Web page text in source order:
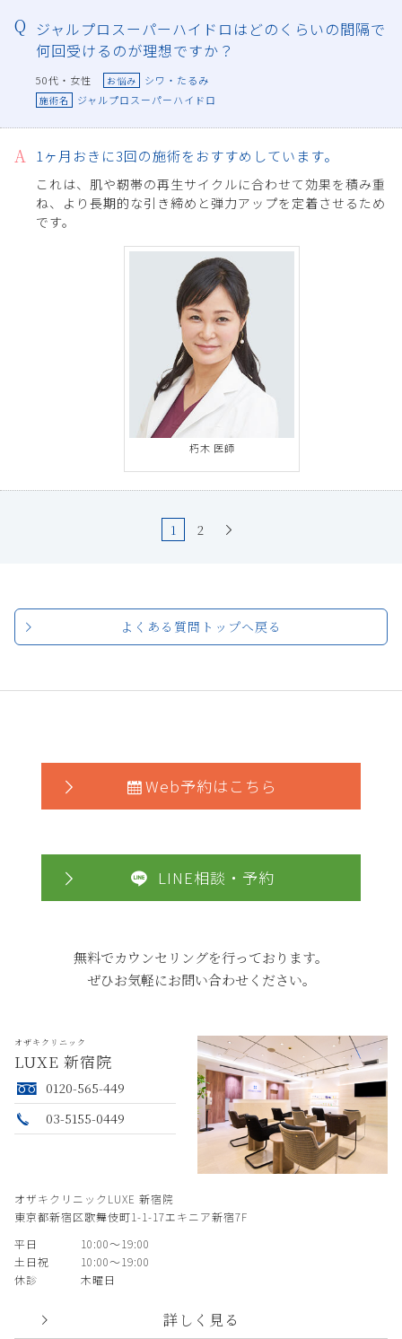
ジャルプロスーパーハイドロはどのくらいの間隔で
何回受けるのが理想ですか？
50代・女性 お悩み シワ・たるみ
施術名 ジャルプロスーパーハイドロ
1ヶ月おきに3回の施術をおすすめしています。
これは、肌や靭帯の再生サイクルに合わせて効果を積み重
ね、より長期的な引き締めと弾力アップを定着させるため
です。
朽木 医師
1 2
よくある質問トップへ戻る
Web予約はこちら
LINE相談・予約
無料でカウンセリングを行っております。
ぜひお気軽にお問い合わせください。
オザキクリニック
LUXE 新宿院
0120-565-449
03-5155-0449
オザキクリニックLUXE 新宿院
東京都新宿区歌舞伎町1-1-17エキニア新宿7F
平日
10:00〜19:00
土日祝
10:00〜19:00
休診
木曜日
詳しく見る